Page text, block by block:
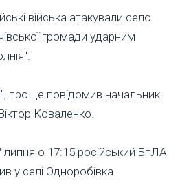
війська атакували село
громади ударним
про це повідомив начальник
Коваленко.
о 17:15 російський БпЛА
у селі Одноробівка.